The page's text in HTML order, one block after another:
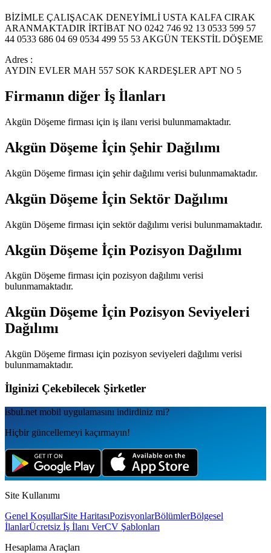
BİZİMLE ÇALIŞACAK DENEYİMLİ USTA KALFA CIRAK
ARANMAKTADIR İRTİBAT NO 0242 746 92 13 0533 599 57
44 0533 686 04 69 0534 499 55 53 AKGÜN TEKSTİL DÖŞEME
Adres :
AYDIN EVLER MAH 557 SOK KARDEŞLER APT NO 5
Firmanın diğer İş İlanları
Akgün Döşeme firması için iş ilanı verisi bulunmamaktadır.
Akgün Döşeme İçin Şehir Dağılımı
Akgün Döşeme firması için şehir dağılımı verisi bulunmamaktadır.
Akgün Döşeme İçin Sektör Dağılımı
Akgün Döşeme firması için sektör dağılımı verisi bulunmamaktadır.
Akgün Döşeme İçin Pozisyon Dağılımı
Akgün Döşeme firması için pozisyon dağılımı verisi
bulunmamaktadır.
Akgün Döşeme İçin Pozisyon Seviyeleri
Dağılımı
Akgün Döşeme firması için pozisyon seviyeleri dağılımı verisi
bulunmamaktadır.
İlginizi Çekebilecek Şirketler
isbul.net mobil uygulamаsını indirdiniz mi?
Hiçbir güncellemeyi kaçırmayın!
Site Kullanımı
Genel KoşullarSite HaritasıPozisyonlarBölümlerBölgesel
İlanlarÜcretsiz İş İlanı VerCV Şablonları
Hesaplama Araçları